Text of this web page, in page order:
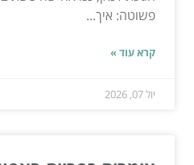
פשוטה: איך...
קרא עוד »
יול 07, 2026